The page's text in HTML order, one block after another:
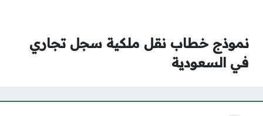
نموذج خطاب نقل ملكية سجل تجاري
في السعودية